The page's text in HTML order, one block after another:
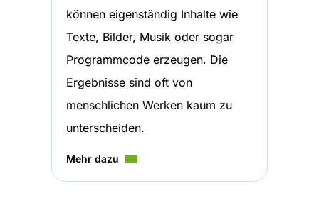
können eigenständig Inhalte wie
Texte, Bilder, Musik oder sogar
Programmcode erzeugen. Die
Ergebnisse sind oft von
menschlichen Werken kaum zu
unterscheiden.
Mehr dazu